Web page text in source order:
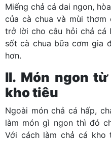
Miếng chả cá dai ngon,
của cà chua và mùi thơm
trở lời cho câu hỏi chả cá
sốt cà chua bữa cơm gia
hơn.
II. Món ngon
kho tiêu
Ngoài món chả cá hấp,
làm món gì ngon thì đó
Với cách làm chả cá kho